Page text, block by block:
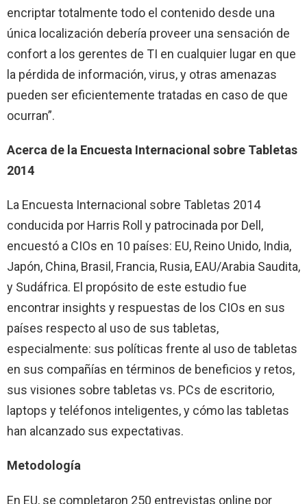
encriptar totalmente todo el contenido desde una
única localización debería proveer una sensación de
confort a los gerentes de TI en cualquier lugar en que
la pérdida de información, virus, y otras amenazas
pueden ser eficientemente tratadas en caso de que
ocurran”.
Acerca de la Encuesta Internacional sobre Tabletas
2014
La Encuesta Internacional sobre Tabletas 2014
conducida por Harris Roll y patrocinada por Dell,
encuestó a CIOs en 10 países: EU, Reino Unido, India,
Japón, China, Brasil, Francia, Rusia, EAU/Arabia Saudita,
y Sudáfrica. El propósito de este estudio fue
encontrar insights y respuestas de los CIOs en sus
países respecto al uso de sus tabletas,
especialmente: sus políticas frente al uso de tabletas
en sus compañías en términos de beneficios y retos,
sus visiones sobre tabletas vs. PCs de escritorio,
laptops y teléfonos inteligentes, y cómo las tabletas
han alcanzado sus expectativas.
Metodología
En EU, se completaron 250 entrevistas online por